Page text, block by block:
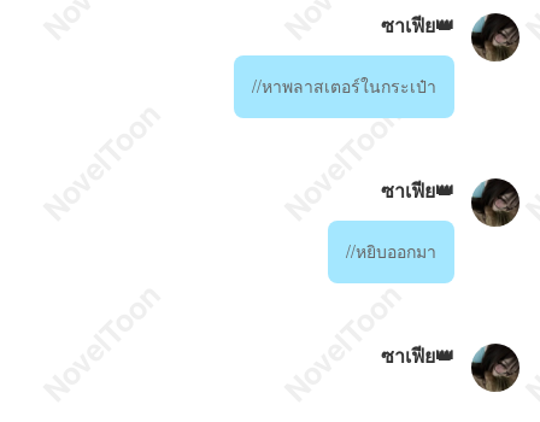
ซาเฟีย👑
//หาพลาสเตอร์ในกระเป๋า
ซาเฟีย👑
//หยิบออกมา
ซาเฟีย👑